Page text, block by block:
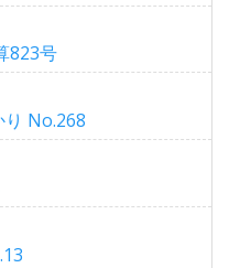
823号
り No.268